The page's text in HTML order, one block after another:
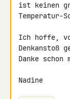
ist keinen
Temperatur-
Ich hoffe,
Denkanstoß
Danke
Nadine